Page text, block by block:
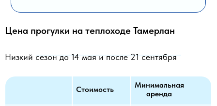
Цена прогулки на теплоходе Тамерлан
Низкий сезон до 14 мая и после 21 сентября
Стоимость
Минимальная
аренда